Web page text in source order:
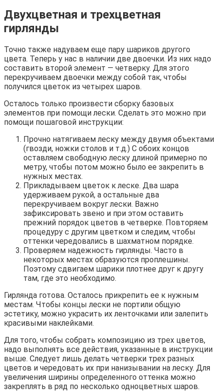
Двухцветная и трехцветная
гирлянды
Точно также надуваем еще пару шариков другого
цвета. Теперь у нас в наличии две двоечки. Из них надо
составить второй элемент — четверку. Для этого
перекручиваем двоечки между собой так, чтобы
получился цветок из четырех шаров.
Осталось только произвести сборку базовых
элементов при помощи лески. Сделать это можно при
помощи пошаговой инструкции:
Прочно натягиваем леску между двумя объектами
(гвозди, ножки столов и т.д.) С обоих концов
оставляем свободную леску длиной примерно по
метру, чтобы потом можно было ее закрепить в
нужных местах.
Прикладываем цветок к леске. Два шара
удерживаем рукой, а остальные два
перекручиваем вокруг лески. Важно
зафиксировать звено и при этом оставить
прежний порядок цветов в четверке. Повторяем
процедуру с другим цветком и следим, чтобы
оттенки чередовались в шахматном порядке.
Проверяем надежность гирлянды. Часто в
некоторых местах образуются проплешины.
Поэтому сдвигаем шарики плотнее друг к другу
там, где это необходимо.
Гирлянда готова. Осталось прикрепить ее к нужным
местам. Чтобы концы лески не портили общую
эстетику, можно украсить их ленточками или залепить
красивыми наклейками.
Для того, чтобы собрать композицию из трех цветов,
надо выполнять все действия, указанные в инструкции
выше. Следует лишь делать четверки трех разных
цветов и чередовать их при нанизывании на леску. Для
увеличения ширины определенного оттенка можно
закреплять в ряд по несколько одноцветных шаров.